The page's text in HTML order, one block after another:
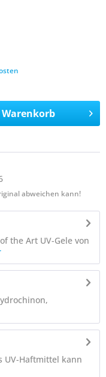
Warenkorb
abweichen kann!
the Art UV-Gele von
UV-Haftmittel kann